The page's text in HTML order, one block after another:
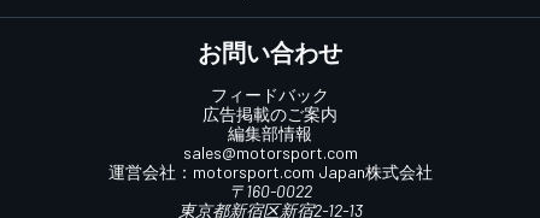
お問い合わせ
フィードバック
広告掲載のご案内
編集部情報
sales@motorsport.com
運営会社： motorsport.com Japan株式会社
〒160-0022
東京都新宿区新宿2-12-13